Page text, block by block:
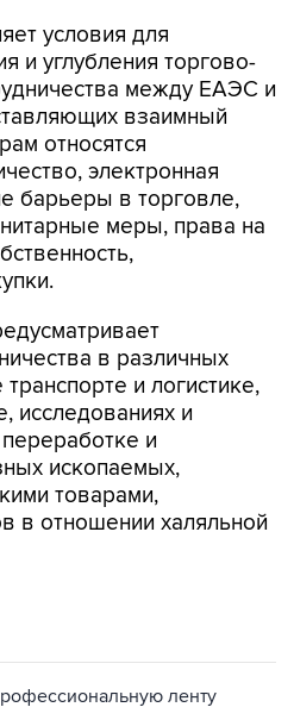
условия для
и углубления торгово-
между ЕАЭС и
взаимный
относятся
электронная
барьеры в торговле,
меры, права на
в различных
и логистике,
исследованиях и
и
ископаемых,
товарами,
в отношении халяльной
ленту